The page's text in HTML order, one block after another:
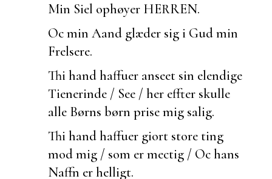
Min Siel ophøyer HERREN.
Oc min Aand glæder sig i Gud min
Frelsere.
Thi hand haffuer anseet sin elendige
Tienerinde / See / her effter skulle
alle Børns børn prise mig salig.
Thi hand haffuer giort store ting
mod mig / som er mectig / Oc hans
Naffn er helligt.